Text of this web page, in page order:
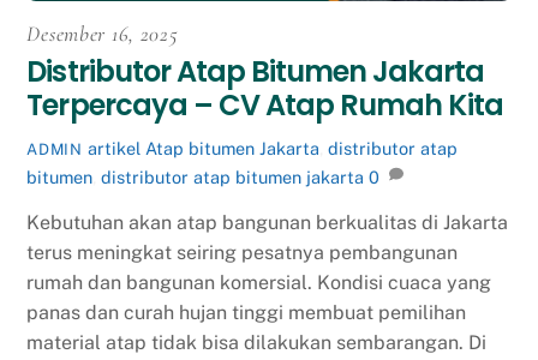
Desember 16, 2025
Distributor Atap Bitumen Jakarta
Terpercaya – CV Atap Rumah Kita
ADMIN artikel Atap bitumen Jakarta distributor atap
bitumen ,distributor atap bitumen jakarta 0
Kebutuhan akan atap bangunan berkualitas di Jakarta
terus meningkat seiring pesatnya pembangunan
rumah dan bangunan komersial. Kondisi cuaca yang
panas dan curah hujan tinggi membuat pemilihan
material atap tidak bisa dilakukan sembarangan. Di